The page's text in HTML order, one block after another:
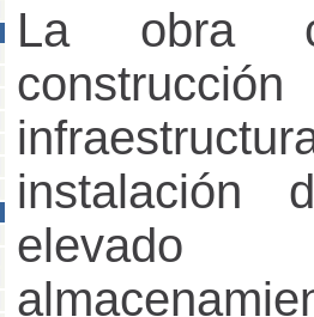
La obra
instalación